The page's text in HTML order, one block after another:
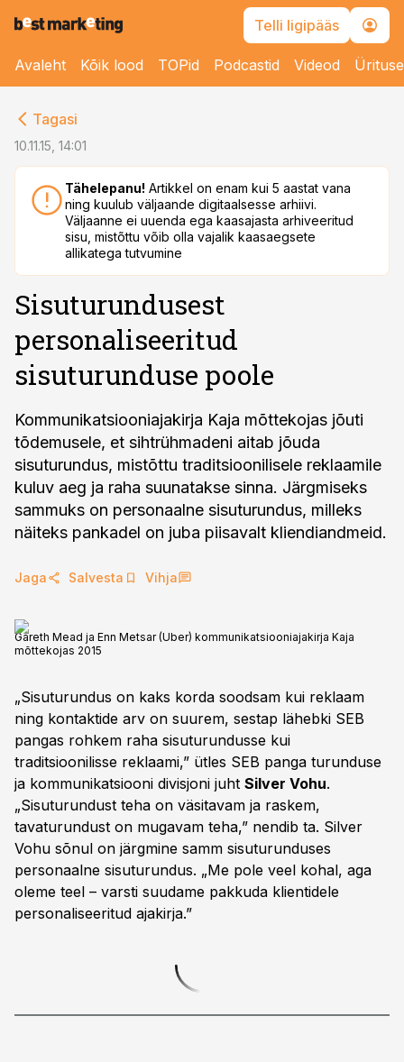
Telli ligipääs
Avaleht Kõik lood TOPid Podcastid Videod
Tagasi
10.11.15, 14:01
Tähelepanu! Artikkel on enam kui 5 aastat vana
ning kuulub väljaande digitaalsesse arhiivi.
Väljaanne ei uuenda ega kaasajasta arhiveeritud
sisu, mistõttu võib olla vajalik kaasaegsete
allikatega tutvumine
Sisuturundusest
personaliseeritud
sisuturunduse poole
Kommunikatsiooniajakirja Kaja mõttekojas jõuti
tõdemusele, et sihtrühmadeni aitab jõuda
sisuturundus, mistõttu traditsioonilisele reklaamile
kuluv aeg ja raha suunatakse sinna. Järgmiseks
sammuks on personaalne sisuturundus, milleks
näiteks pankadel on juba piisavalt kliendiandmeid.
Jaga Salvesta Vihja
Gareth Mead ja Enn Metsar (Uber) kommunikatsiooniajakirja Kaja
mõttekojas 2015
„Sisuturundus on kaks korda soodsam kui reklaam
ning kontaktide arv on suurem, sestap lähebki SEB
pangas rohkem raha sisuturundusse kui
traditsioonilisse reklaami,” ütles SEB panga turunduse
ja kommunikatsiooni divisjoni juht Silver Vohu.
„Sisuturundust teha on väsitavam ja raskem,
tavaturundust on mugavam teha,” nendib ta. Silver
Vohu sõnul on järgmine samm sisuturunduses
personaalne sisuturundus. „Me pole veel kohal, aga
oleme teel – varsti suudame pakkuda klientidele
personaliseeritud ajakirja.”